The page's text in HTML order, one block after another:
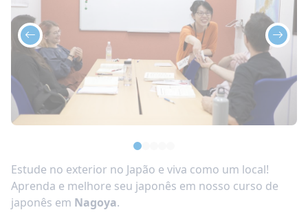
Estude no exterior no Japão e viva como um local!
Aprenda e melhore seu japonês em nosso curso de
japonês em Nagoya.